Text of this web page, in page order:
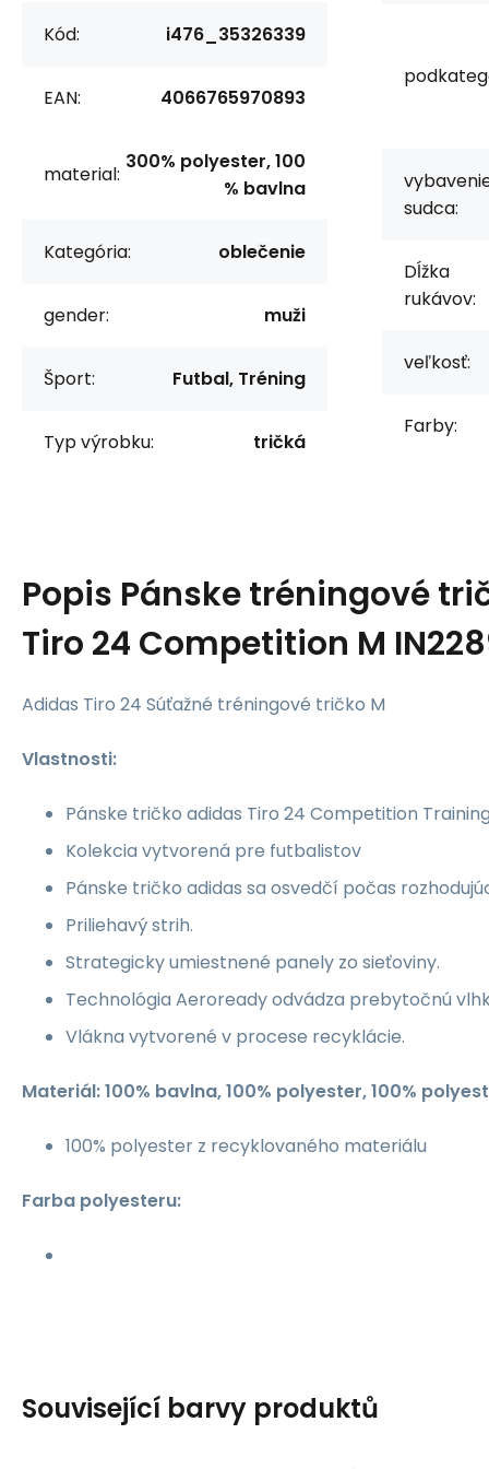
Kód: i476_35326339
EAN: 4066765970893
material:
300% polyester, 100
% bavlna
Kategória: oblečenie
gender: muži
Šport: Futbal, Tréning
Typ výrobku: tričká
sudca:
Dĺžka
rukávov:
veľkosť:
Farby:
Popis Pánske tréningové
Tiro 24 Competition M
Adidas Tiro 24 Súťažné tréningové tričko M
Vlastnosti:
Pánske tričko adidas Tiro 24 Competition
Kolekcia vytvorená pre futbalistov
Pánske tričko adidas sa osvedčí počas
Priliehavý strih.
Strategicky umiestnené panely zo sieťoviny.
Technológia Aeroready odvádza prebytočnú
Vlákna vytvorené v procese recyklácie.
Materiál: 100% bavlna, 100% polyester, 100%
100% polyester z recyklovaného materiálu
Farba polyesteru:
Související barvy produktů